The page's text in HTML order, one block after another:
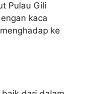
Pulau Gili
kaca
ke